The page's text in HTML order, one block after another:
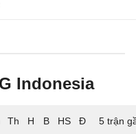
Indonesia
5 trận